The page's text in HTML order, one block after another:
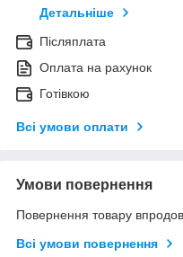
Детальніше
Післяплата
Оплата на рахунок
Готівкою
Всі умови оплати
Умови повернення
Повернення товару
Всі умови повернення